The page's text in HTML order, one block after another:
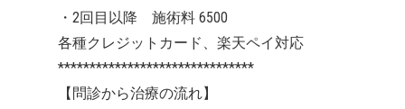
・2回目以降 施術料 6500
各種クレジットカード、楽天ペイ対応
*******************************
【問診から治療の流れ】